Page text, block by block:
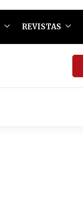
REVISTAS